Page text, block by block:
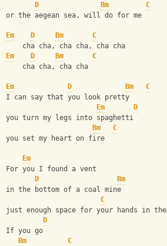
D
Bm
C
or the aegean sea, will do for me
Em D Bm
C
    cha cha, cha cha, cha cha
Em
D Bm
C
    cha cha, cha cha
Em D Bm
C
I can say that you look pretty
Em
D
you turn my legs into spaghetti
Bm
C
you set my heart on fire
Em
For you I found a vent
D
Bm
in the bottom of a coal mine
C
just enough space for your hands in
D
If you go
Bm
C